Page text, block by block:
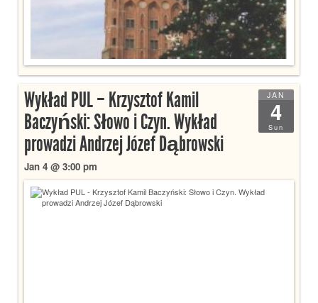
JAN
4
Sun
Wykład PUL – Krzysztof Kamil
Baczyński: Słowo i Czyn. Wykład
prowadzi Andrzej Józef Dąbrowski
Jan 4 @ 3:00 pm